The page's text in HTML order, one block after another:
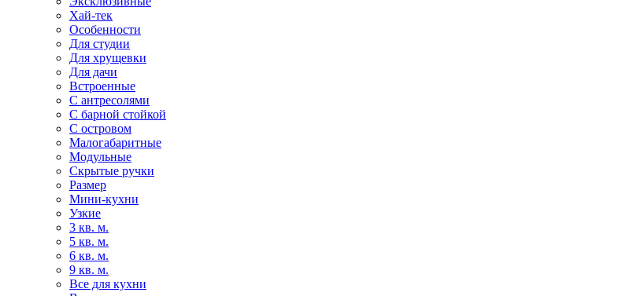
Хай-тек
Особенности
Для студии
Для хрущевки
Для дачи
Встроенные
С антресолями
С барной стойкой
С островом
Малогабаритные
Модульные
Скрытые ручки
Размер
Мини-кухни
Узкие
3 кв. м.
5 кв. м.
6 кв. м.
9 кв. м.
Все для кухни